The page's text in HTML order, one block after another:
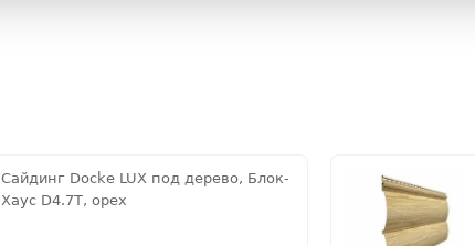
Сайдинг Docke LUX под дерево, Блок-
Хаус D4.7T, орех